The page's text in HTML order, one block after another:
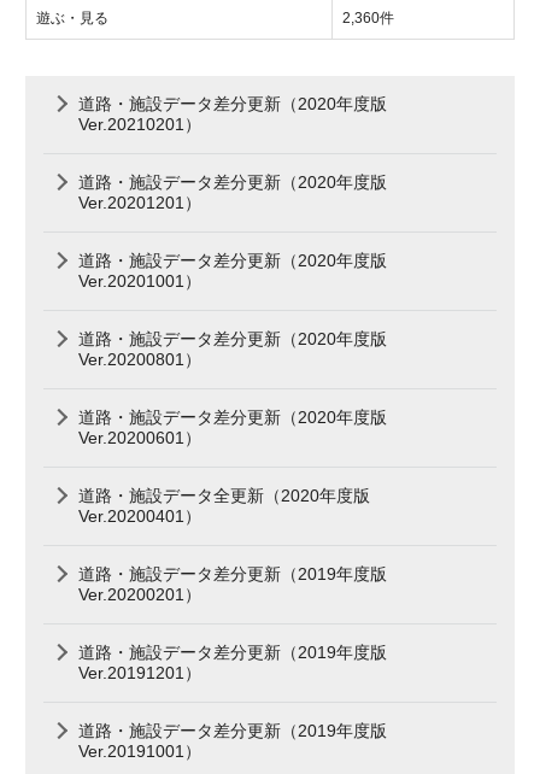
遊ぶ・見る 2,360件
道路・施設データ差分更新（2020年度版
Ver.20210201）
道路・施設データ差分更新（2020年度版
Ver.20201201）
道路・施設データ差分更新（2020年度版
Ver.20201001）
道路・施設データ差分更新（2020年度版
Ver.20200801）
道路・施設データ差分更新（2020年度版
Ver.20200601）
道路・施設データ全更新（2020年度版
Ver.20200401）
道路・施設データ差分更新（2019年度版
Ver.20200201）
道路・施設データ差分更新（2019年度版
Ver.20191201）
道路・施設データ差分更新（2019年度版
Ver.20191001）